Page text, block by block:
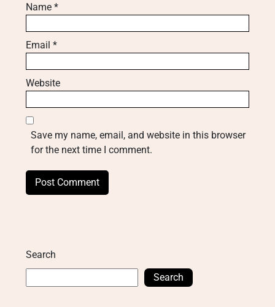
Name *
Email *
Website
Save my name, email, and website in this browser
for the next time I comment.
Search
Search